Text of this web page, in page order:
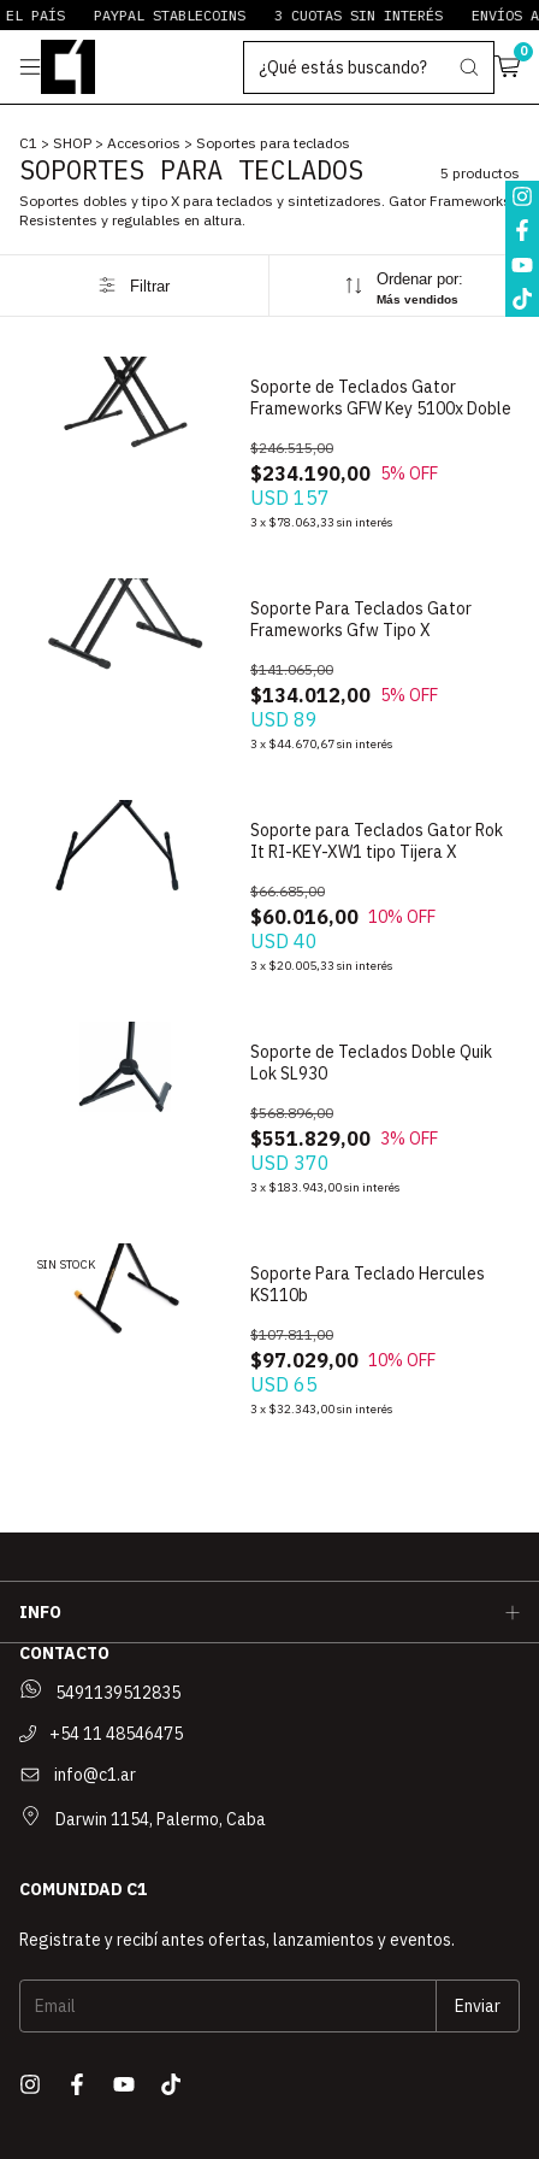
PAÍS PAYPAL STABLECOINS 3 CUOTAS SIN INTERÉS ENVÍOS
0
C1 > SHOP > Accesorios > Soportes para teclados
SOPORTES PARA TECLADOS
5 productos
Soportes dobles y tipo X para teclados y sintetizadores. Gator Frameworks.
Resistentes y regulables en altura.
Filtrar Ordenar por:
Más vendidos
Soporte de Teclados Gator
Frameworks GFW Key 5100x Doble
$234.190,00
$246.515,00
5% OFF
USD 157
3 x $78.063,33 sin interés
Soporte Para Teclados Gator
Frameworks Gfw Tipo X
$134.012,00
$141.065,00
5% OFF
USD 89
3 x $44.670,67sin interés
Soporte para Teclados Gator Rok
It RI-KEY-XW1 tipo Tijera X
$60.016,00
$66.685,00
10% OFF
USD 40
3 x $20.005,33 sin interés
Soporte de Teclados Doble Quik
Lok SL930
$551.829,00
$568.896,00
3% OFF
USD 370
3 x $183.943,00sin interés
SIN STOCK
Soporte Para Teclado Hercules
KS110b
$97.029,00
$107.811,00
10% OFF
USD 65
3 x $32.343,00sin interés
INFO
CONTACTO
5491139512835
+54 11 48546475
info@c1.ar
Darwin 1154, Palermo, Caba
COMUNIDAD C1
Registrate y recibí antes ofertas, lanzamientos y eventos.